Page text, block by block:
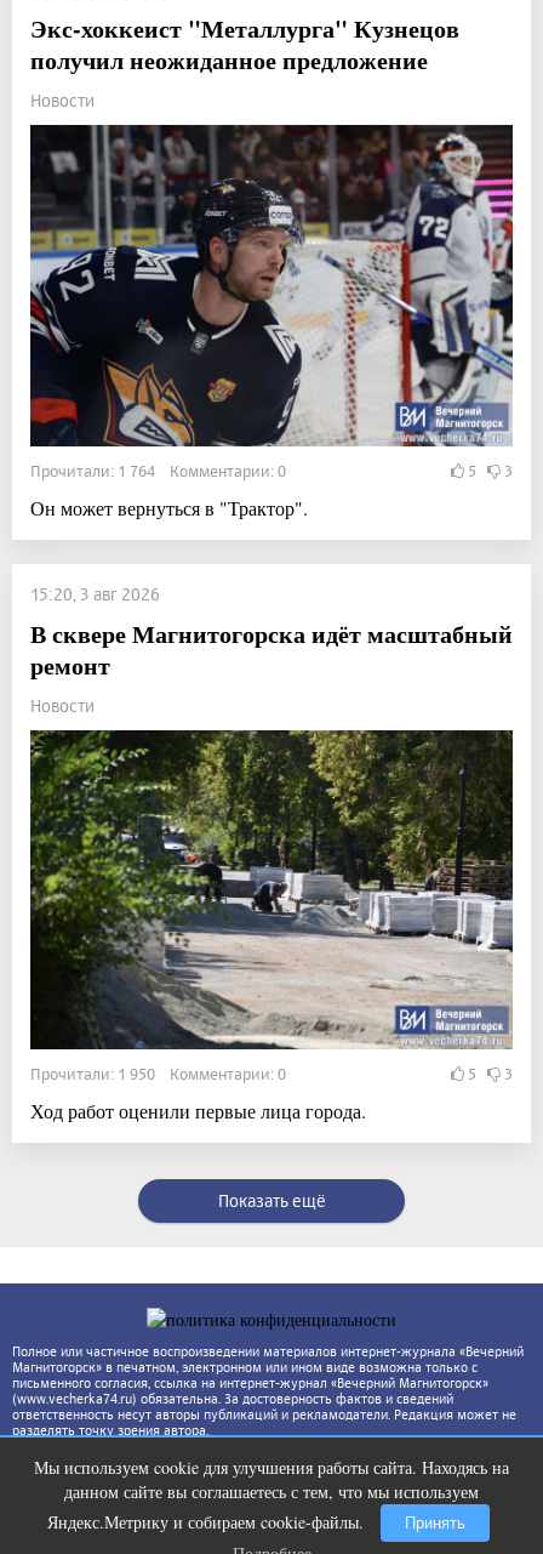
Экс-хоккеист "Металлурга" Кузнецов
получил неожиданное предложение
Новости
Прочитали: 1 764 Комментарии: 0 5 3
Он может вернуться в "Трактор".
15:20, 3 авг 2026
В сквере Магнитогорска идёт масштабный
ремонт
Новости
Прочитали: 1 950 Комментарии: 0 5 3
Ход работ оценили первые лица города.
Показать ещё
Полное или частичное воспроизведении материалов интернет-журнала «Вечерний
Магнитогорск» в печатном, электронном или ином виде возможна только с
письменного согласия, ссылка на интернет-журнал «Вечерний Магнитогорск»
(www.vecherka74.ru) обязательна. За достоверность фактов и сведений
ответственность несут авторы публикаций и рекламодатели. Редакция может не
разделять точку зрения автора.
Мы используем cookie для улучшения работы сайта. Находясь на
данном сайте вы соглашаетесь с тем, что мы используем
Яндекс.Метрику и собираем cookie-файлы.
Принять
Смолов призвал российских
футболистов покинуть страну
Подробнее